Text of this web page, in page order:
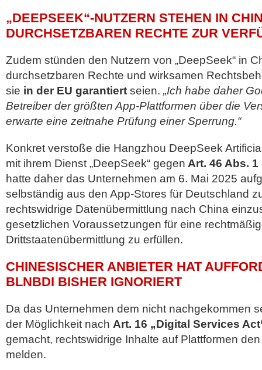
„DEEPSEEK“-NUTZERN STEHEN IN
DURCHSETZBAREN RECHTE ZUR
Zudem stünden den Nutzern von „DeepSeek“ in
durchsetzbaren Rechte und wirksamen
sie in der EU garantiert seien. „Ich habe daher
Betreiber der größten App-Plattformen über die
erwarte eine zeitnahe Prüfung einer Sperrung.“
Konkret verstoße die Hangzhou DeepSeek
mit ihrem Dienst „DeepSeek“ gegen Art. 46 Abs. 1
hatte daher das Unternehmen am 6. Mai 2025
selbständig aus den App-Stores für Deutschland
rechtswidrige Datenübermittlung nach China
gesetzlichen Voraussetzungen für eine
Drittstaatenübermittlung zu erfüllen.
CHINESISCHER ANBIETER HAT
BLNBDI BISHER IGNORIERT
Da das Unternehmen dem nicht nachgekommen
der Möglichkeit nach Art. 16 „Digital Services
gemacht, rechtswidrige Inhalte auf Plattformen
melden.